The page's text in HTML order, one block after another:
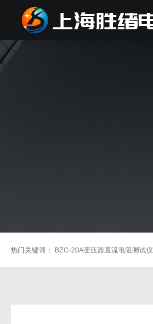
热门关键词： BZC-20A变压器直流电阻测试仪